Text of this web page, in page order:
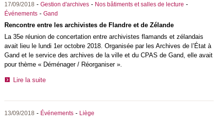
17/09/2018 - Gestion d'archives- Nos bâtiments et salles de lecture -
Événements- Gand
Rencontre entre les archivistes de Flandre et de Zélande
La 35e réunion de concertation entre archivistes flamands et zélandais
avait lieu le lundi 1er octobre 2018. Organisée par les Archives de l’État à
Gand et le service des archives de la ville et du CPAS de Gand, elle avait
pour thème « Déménager / Réorganiser ».
Lire la suite
13/09/2018 - Événements- Liège